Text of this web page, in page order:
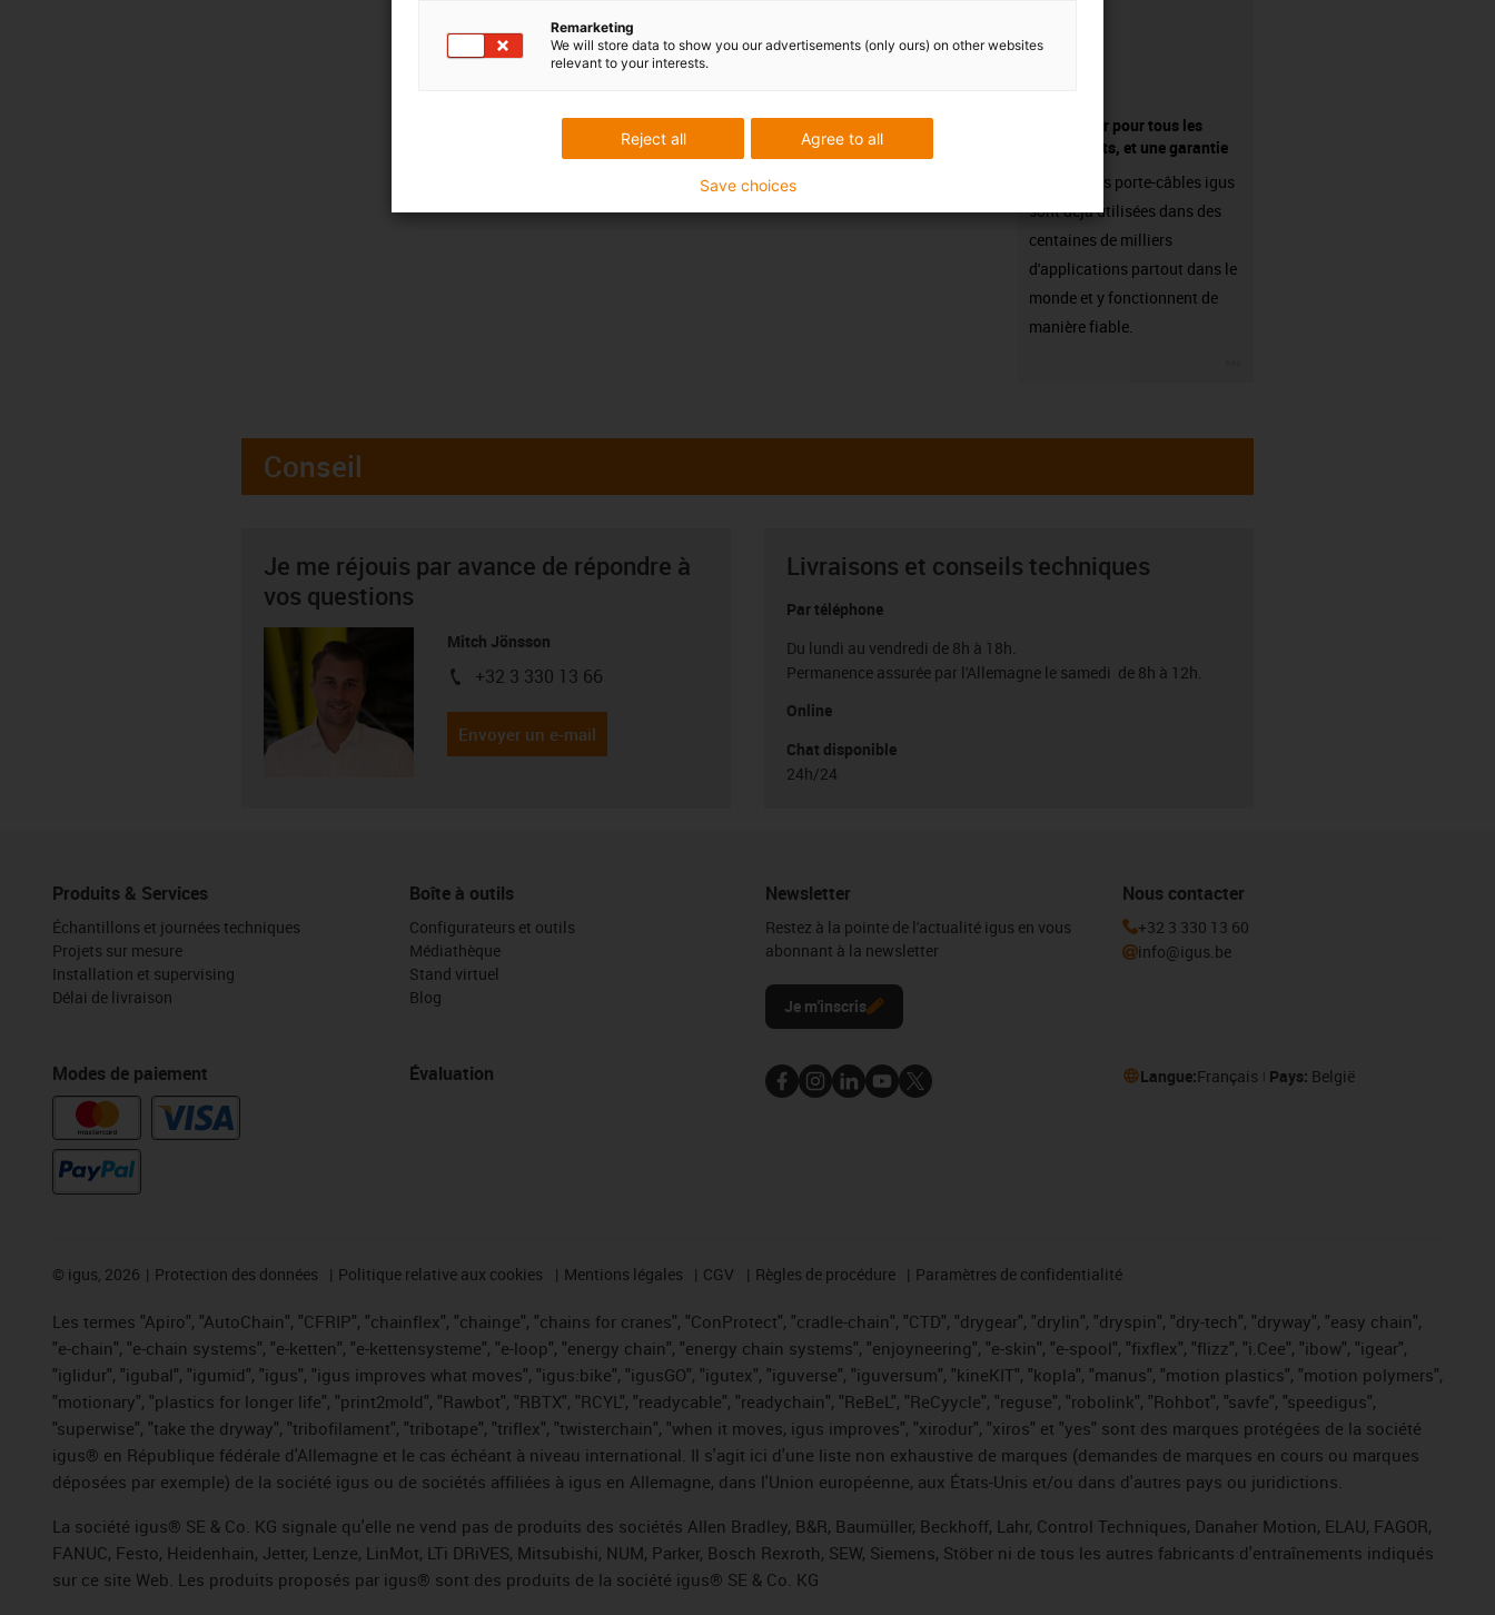
fournisseur pour tous les
composants, et une garantie
Les chaînes porte-câbles igus
sont déjà utilisées dans des
centaines de milliers
d'applications partout dans le
monde et y fonctionnent de
manière fiable.
Conseil
Je me réjouis par avance de répondre à
vos questions
Mitch Jönsson
igus-icon-phone
+32 3 330 13 66
Envoyer un e-mail
Livraisons et conseils techniques
Par téléphone
Du lundi au vendredi de 8h à 18h.
Permanence assurée par l'Allemagne le samedi de 8h à 12h.
Online
Chat disponible
24h/24
Produits & Services
Échantillons et journées techniques
Projets sur mesure
Installation et supervising
Délai de livraison
Modes de paiement
Boîte à outils
Configurateurs et outils
Médiathèque
Stand virtuel
Blog
Évaluation
Newsletter
Restez à la pointe de l'actualité igus en vous
abonnant à la newsletter
Je m'inscris
Nous contacter
+32 3 330 13 60
info@igus.be
Langue:Français Pays: België
© igus, 2026 Protection des données Politique relative aux cookies Mentions légales CGV Règles de procédure Paramètres de confidentialité
Les termes "Apiro", "AutoChain", "CFRIP", "chainflex", "chainge", "chains for cranes", "ConProtect", "cradle-chain", "CTD", "drygear", "drylin", "dryspin", "dry-tech", "dryway", "easy chain",
"e-chain", "e-chain systems", "e-ketten", "e-kettensysteme", "e-loop", "energy chain", "energy chain systems", "enjoyneering", "e-skin", "e-spool", "fixflex", "flizz", "i.Cee", "ibow", "igear",
"iglidur", "igubal", "igumid", "igus", "igus improves what moves", "igus:bike", "igusGO", "igutex", "iguverse", "iguversum", "kineKIT", "kopla", "manus", "motion plastics", "motion polymers",
"motionary", "plastics for longer life", "print2mold", "Rawbot", "RBTX", "RCYL", "readycable", "readychain", "ReBeL", "ReCyycle", "reguse", "robolink", "Rohbot", "savfe", "speedigus",
"superwise", "take the dryway", "tribofilament", "tribotape", "triflex", "twisterchain", "when it moves, igus improves", "xirodur", "xiros" et "yes" sont des marques protégées de la société
igus® en République fédérale d'Allemagne et le cas échéant à niveau international. Il s'agit ici d'une liste non exhaustive de marques (demandes de marques en cours ou marques
déposées par exemple) de la société igus ou de sociétés affiliées à igus en Allemagne, dans l'Union européenne, aux États-Unis et/ou dans d'autres pays ou juridictions.
La société igus® SE & Co. KG signale qu'elle ne vend pas de produits des sociétés Allen Bradley, B&R, Baumüller, Beckhoff, Lahr, Control Techniques, Danaher Motion, ELAU, FAGOR,
FANUC, Festo, Heidenhain, Jetter, Lenze, LinMot, LTi DRiVES, Mitsubishi, NUM, Parker, Bosch Rexroth, SEW, Siemens, Stöber ni de tous les autres fabricants d'entraînements indiqués
sur ce site Web. Les produits proposés par igus® sont des produits de la société igus® SE & Co. KG
Remarketing
We will store data to show you our advertisements (only ours) on other websites
relevant to your interests.
Agree to all
Reject all
Save choices